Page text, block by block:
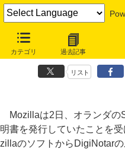
カテゴリ 過去記事
偽SSL証明書問題でMozillaが対
に削除
リスト
Mozillaは2日、オランダの
明書を発行していたことを
zillaのソフトからDigiNotar